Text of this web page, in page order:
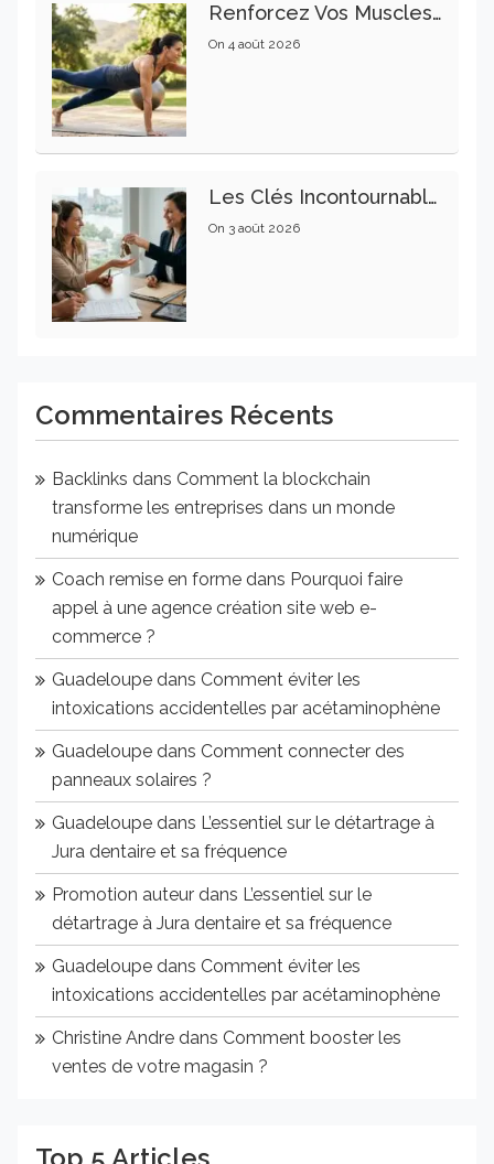
Renforcez Vos Muscles Profonds Pour Apaiser Votre Mal De Dos
On 4 août 2026
Les Clés Incontournables Pour Réussir Vos Transactions Immobilières
On 3 août 2026
Commentaires Récents
Backlinks dans Comment la blockchain
transforme les entreprises dans un monde
numérique
Coach remise en forme dans Pourquoi faire
appel à une agence création site web e-
commerce ?
Guadeloupe dans Comment éviter les
intoxications accidentelles par acétaminophène
Guadeloupe dans Comment connecter des
panneaux solaires ?
Guadeloupe dans L’essentiel sur le détartrage à
Jura dentaire et sa fréquence
Promotion auteur dans L’essentiel sur le
détartrage à Jura dentaire et sa fréquence
Guadeloupe dans Comment éviter les
intoxications accidentelles par acétaminophène
Christine Andre dans Comment booster les
ventes de votre magasin ?